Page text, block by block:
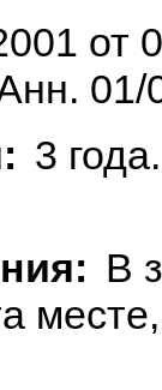
от
01/
3
В